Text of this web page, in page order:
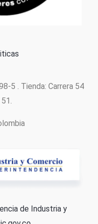
5 . Tienda: Carrera 54
de Industria y